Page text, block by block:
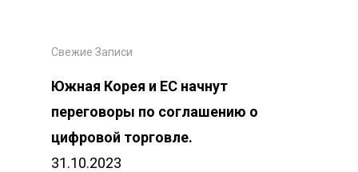
Свежие Записи
Южная Корея и ЕС начнут
переговоры по соглашению о
цифровой торговле.
31.10.2023